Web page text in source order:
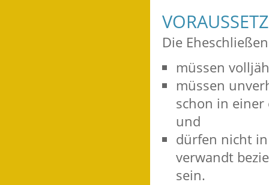
Die
müssen
müssen
schon in einer
und
dürfen nicht
verwandt
sein.